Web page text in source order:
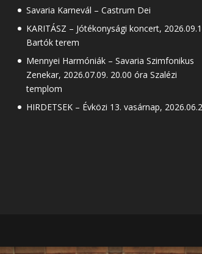
Savaria Karnevál – Castrum Dei
KARITÁSZ – Jótékonysági koncert,
Bartók terem
Mennyei Harmóniák – Savaria Szimfonikus
Zenekar, 2026.07.09. 20.00 óra Szalézi
templom
HIRDETSEK – Évközi 13. vasárnap,